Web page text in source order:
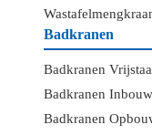
Badkranen
Badkranen
Badkranen Inbouw
Badkranen